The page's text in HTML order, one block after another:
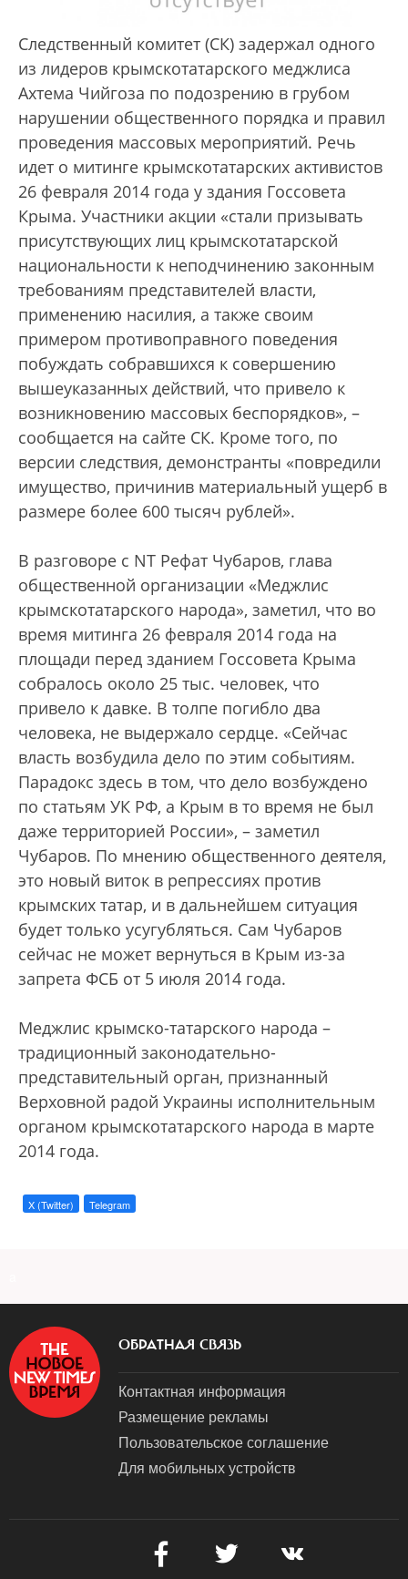
Следственный комитет (СК) задержал одного
из лидеров крымскотатарского меджлиса
Ахтема Чийгоза по подозрению в грубом
нарушении общественного порядка и правил
проведения массовых мероприятий. Речь
идет о митинге крымскотатарских активистов
26 февраля 2014 года у здания Госсовета
Крыма. Участники акции «стали призывать
присутствующих лиц крымскотатарской
национальности к неподчинению законным
требованиям представителей власти,
применению насилия, а также своим
примером противоправного поведения
побуждать собравшихся к совершению
вышеуказанных действий, что привело к
возникновению массовых беспорядков», –
сообщается на сайте СК. Кроме того, по
версии следствия, демонстранты «повредили
имущество, причинив материальный ущерб в
размере более 600 тысяч рублей».
В разговоре с NT Рефат Чубаров, глава
общественной организации «Меджлис
крымскотатарского народа», заметил, что во
время митинга 26 февраля 2014 года на
площади перед зданием Госсовета Крыма
собралось около 25 тыс. человек, что
привело к давке. В толпе погибло два
человека, не выдержало сердце. «Сейчас
власть возбудила дело по этим событиям.
Парадокс здесь в том, что дело возбуждено
по статьям УК РФ, а Крым в то время не был
даже территорией России», – заметил
Чубаров. По мнению общественного деятеля,
это новый виток в репрессиях против
крымских татар, и в дальнейшем ситуация
будет только усугубляться. Сам Чубаров
сейчас не может вернуться в Крым из-за
запрета ФСБ от 5 июля 2014 года.
Меджлис крымско-татарского народа –
традиционный законодательно-
представительный орган, признанный
Верховной радой Украины исполнительным
органом крымскотатарского народа в марте
2014 года.
X (Twitter) Telegram
ОБРАТНАЯ СВЯЗЬ
Контактная информация
Размещение рекламы
Пользовательское соглашение
Для мобильных устройств